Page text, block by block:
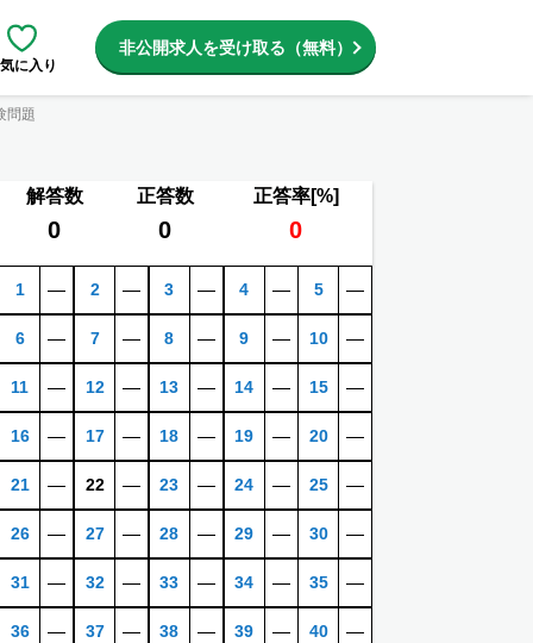
に入り
非公開求人を受け取る（無料）
問題
解答数 正答数 正答率[%]
0 0 0
1 ―
6 ―
11 ―
16 ―
21 ―
26 ―
31 ―
36 ―
2 ―
7 ―
12 ―
17 ―
22 ―
27 ―
32 ―
37 ―
3 ―
8 ―
13 ―
18 ―
23 ―
28 ―
33 ―
38 ―
4 ―
9 ―
14 ―
19 ―
24 ―
29 ―
34 ―
39 ―
5 ―
10 ―
15 ―
20 ―
25 ―
30 ―
35 ―
40 ―